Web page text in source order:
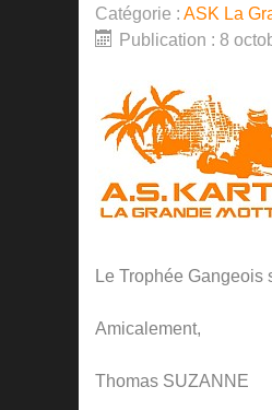
Catégorie : ASK La
Publication : 8
Le Trophée Gangeois
Amicalement,
Thomas SUZANNE